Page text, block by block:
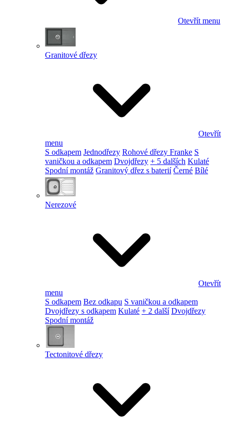
Otevřít menu
Granitové dřezy
Otevřít
menu
S odkapem Jednodřezy Rohové dřezy Franke S
vaničkou a odkapem Dvojdřezy + 5 dalších Kulaté
Spodní montáž Granitový dřez s baterií Černé Bílé
Nerezové
Otevřít
menu
S odkapem Bez odkapu S vaničkou a odkapem
Dvojdřezy s odkapem Kulaté + 2 další Dvojdřezy
Spodní montáž
Tectonitové dřezy